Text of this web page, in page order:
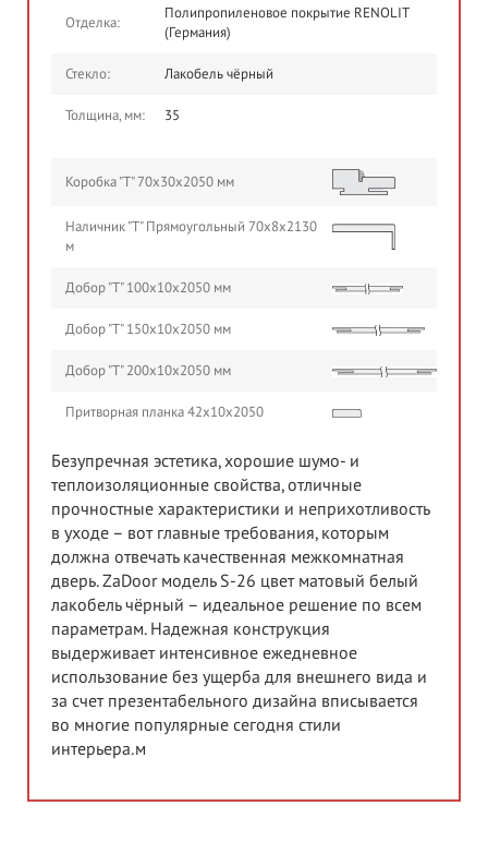
Отделка:
Полипропиленовое покрытие RENOLIT
(Германия)
Стекло: Лакобель чёрный
Толщина, мм: 35
Коробка "Т" 70х30х2050 мм
Наличник "Т" Прямоугольный 70х8х2130
м
Добор "Т" 100х10х2050 мм
Добор "Т" 150х10х2050 мм
Добор "Т" 200х10х2050 мм
Притворная планка 42х10х2050
Безупречная эстетика, хорошие шумо- и
теплоизоляционные свойства, отличные
прочностные характеристики и неприхотливость
в уходе – вот главные требования, которым
должна отвечать качественная межкомнатная
дверь. ZaDoor модель S-26 цвет матовый белый
лакобель чёрный – идеальное решение по всем
параметрам. Надежная конструкция
выдерживает интенсивное ежедневное
использование без ущерба для внешнего вида и
за счет презентабельного дизайна вписывается
во многие популярные сегодня стили
интерьера.м